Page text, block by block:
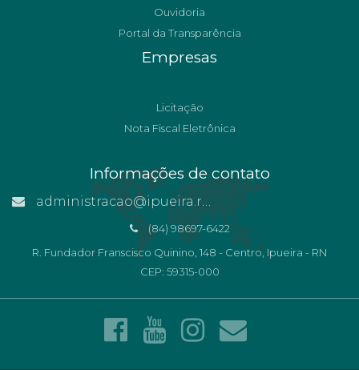
Ouvidoria
Portal da Transparência
Empresas
Licitação
Nota Fiscal Eletrônica
Informações de contato
administracao@ipueira.rn.gov.br
(84) 98697-6422
R. Fundador Franscisco Quinino, 148 - Centro, Ipueira - RN
CEP: 59315-000